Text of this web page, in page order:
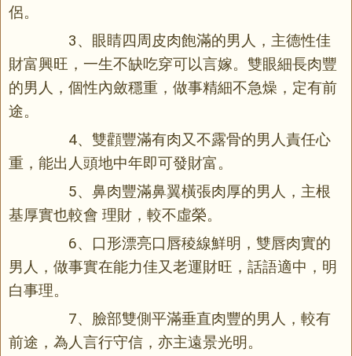
侶。
3、眼睛四周皮肉飽滿的男人，主德性佳
財富興旺，一生不缺吃穿可以言嫁。雙眼細長肉豐
的男人，個性內斂穩重，做事精細不急燥，定有前
途。
4、雙顴豐滿有肉又不露骨的男人責任心
重，能出人頭地中年即可發財富。
5、鼻肉豐滿鼻翼橫張肉厚的男人，主根
基厚實也較會 理財，較不虛榮。
6、口形漂亮口唇稜線鮮明，雙唇肉實的
男人，做事實在能力佳又老運財旺，話語適中，明
白事理。
7、臉部雙側平滿垂直肉豐的男人，較有
前途，為人言行守信，亦主遠景光明。